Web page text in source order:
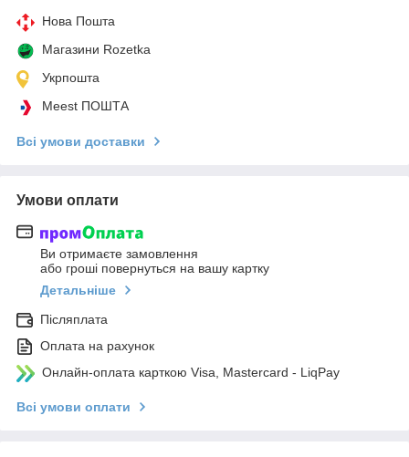
Нова Пошта
Магазини Rozetka
Укрпошта
Meest ПОШТА
Всі умови доставки
Умови оплати
Ви отримаєте замовлення
або гроші повернуться на вашу картку
Детальніше
Післяплата
Оплата на рахунок
Онлайн-оплата карткою Visa, Mastercard - LiqPay
Всі умови оплати